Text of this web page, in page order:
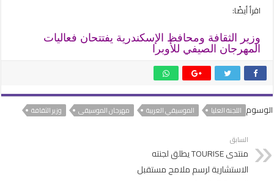
اقرأ أيضًا:
وزير الثقافة ومحافظ الإسكندرية يفتتحان فعاليات
المهرجان الصيفي للأوبرا
الوسوم اللجنة العليا الموسيقي العربية مهرجان الموسيقى وزير الثقافة
السابق
منتدى TOURISE يطلق لجنته
الاستشارية لرسم ملامح مستقبل